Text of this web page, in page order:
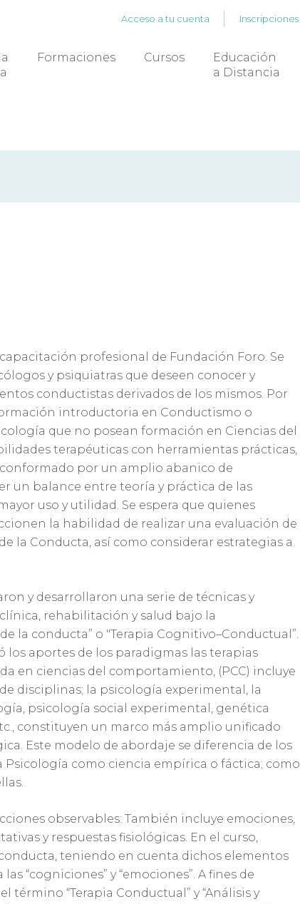
Acceso a tu cuenta Inscripciones
Formaciones Cursos
Educación
a Distancia
profesional de Fundación Foro. Se
y psiquiatras que deseen conocer y
conductistas derivados de los mismos. Por
introductoria en Conductismo o
que no posean formación en Ciencias del
terapéuticas con herramientas prácticas,
por un amplio abanico de
un balance entre teoría y práctica de las
uso y utilidad. Se espera que quienes
la habilidad de realizar una evaluación de
la Conducta, así como considerar estrategias a
y desarrollaron una serie de técnicas y
rehabilitación y salud bajo la
la conducta” o "Terapia Cognitivo–Conductual”.
los aportes de los paradigmas las terapias
en ciencias del comportamiento, (PCC) incluye
disciplinas; la psicología experimental, la
psicología social experimental, genética
constituyen un marco más amplio unificado
Este modelo de abordaje se diferencia de los
como ciencia empírica o fáctica; como
observables: También incluye emociones,
y respuestas fisiológicas. En el curso,
teniendo en cuenta dichos elementos
“cogniciones” y “emociones”. A fines de
“Terapia Conductual” y “Análisis y